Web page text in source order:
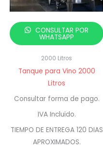
CONSULTAR POR
WHATSAPP
2000 Litros
Tanque para Vino 2000
Litros
Consultar forma de pago.
IVA Incluido.
TIEMPO DE ENTREGA 120 DIAS
APROXIMADOS.